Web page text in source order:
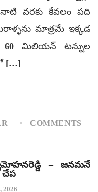
వరకు కేవలం పది
మాత్రమే ఇక్కడ
60 మిలియన్ టన్నుల
[…]
COMMENTS
– జనమనే
చేప
2026